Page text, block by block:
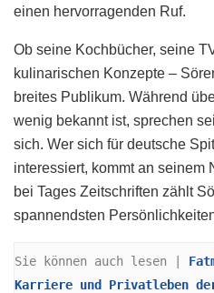
einen hervorragenden Ruf.
Ob seine Kochbücher, seine
kulinarischen Konzepte –
breites Publikum. Während
wenig bekannt ist, sprechen
sich. Wer sich für deutsche
interessiert, kommt an seinem
bei Tages Zeitschriften zählt
spannendsten
Sie können auch lesen |
Karriere und Privatleben